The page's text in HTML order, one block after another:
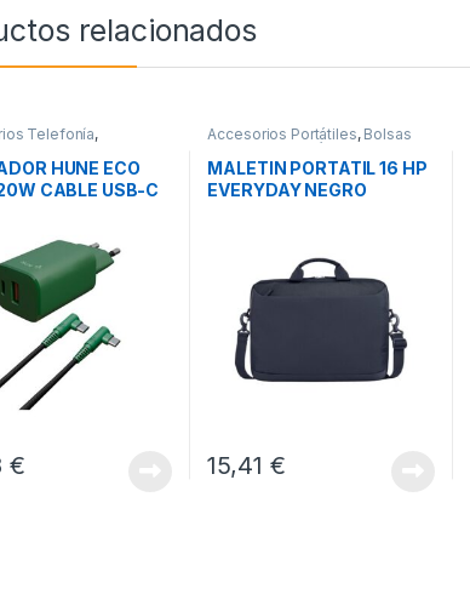
relacionados
Telefonía,
HUNE ECO
CABLE USB-C
€
Accesorios Portátiles, Bolsas
Transporte Portátiles
MALETIN PORTATIL 16 HP
EVERYDAY NEGRO
15,41 €